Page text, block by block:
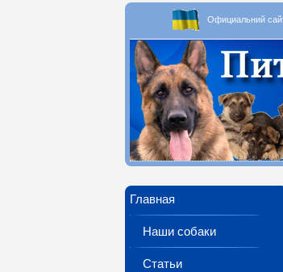
Официальний
Главная
Наши собаки
Статьи